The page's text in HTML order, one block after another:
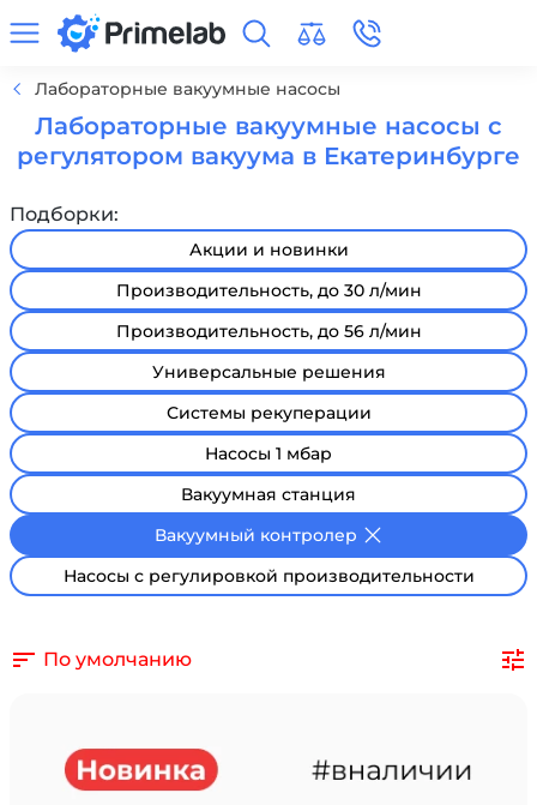
Лабораторные вакуумные насосы
Лабораторные вакуумные насосы с
регулятором вакуума в Екатеринбурге
Подборки:
Акции и новинки
Производительность, до 30 л/мин
Производительность, до 56 л/мин
Универсальные решения
Системы рекуперации
Насосы 1 мбар
Вакуумная станция
Вакуумный контролер
Насосы с регулировкой производительности
По умолчанию